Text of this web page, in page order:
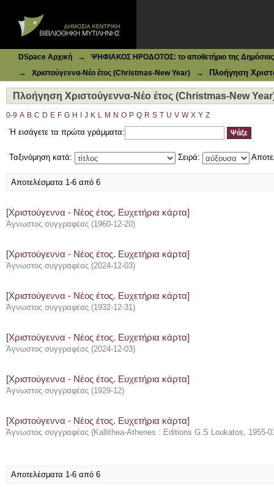
DSpace Αρχική → ΨΗΦΙΑΚΟΣ ΗΡΟΔΟΤΟΣ: το αποθετήριο της Δημόσιας
→ Χριστούγεννα-Νέο έτος (Christmas-New Year) → Πλοήγηση
Πλοήγηση Χριστούγεννα-Νέο έτος (Christmas-New
0-9 A B C D E F G H J K L M N O P Q R S T U V W X Y Z
Ή εισάγετε τα πρώτα γράμματα:
Ταξινόμηση κατά: Σειρά:
Αποτελέσματα 1-6 από 6
[Χριστούγεννα - Νέος έτος. Ευχετήρια κάρτα]
Άγνωστος συγγραφέας (1960-12-20)
[Χριστούγεννα - Νέος έτος. Ευχετήρια κάρτα]
Άγνωστος συγγραφέας (2024-12-03)
[Χριστούγεννα - Νέος έτος. Ευχετήρια κάρτα]
Άγνωστος συγγραφέας (1932-12-31)
[Χριστούγεννα - Νέος έτος. Ευχετήρια κάρτα]
Άγνωστος συγγραφέας (2024-12-03)
[Χριστούγεννα - Νέος έτος. Ευχετήρια κάρτα]
Άγνωστος συγγραφέας (1929-12)
[Χριστούγεννα - Νέος έτος. Ευχετήρια κάρτα]
Άγνωστος συγγραφέας (Kallithea-Athenes : Editions G.S Loukatos, 1955-
Αποτελέσματα 1-6 από 6